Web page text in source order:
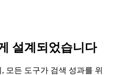
설계되었습니다
모든 도구가 검색 성과를 위